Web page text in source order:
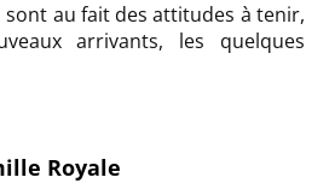
sont au fait des attitudes à tenir,
arrivants, les quelques
Royale